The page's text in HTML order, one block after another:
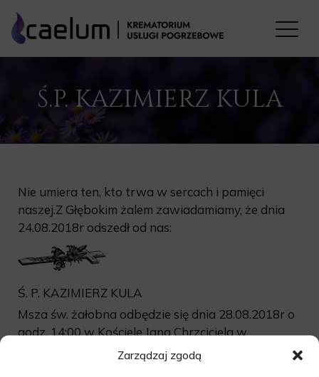
Zarządzaj zgodą
Ś.P. KAZIMIERZ KULA
Nie umiera ten, kto trwa w sercach i pamięci
naszej.Z Głębokim żalem zawiadamiamy, że dnia
24.08.2018r odszedł od nas:
Ś. P. KAZIMIERZ KULA
Msza św. żałobna odbędzie się dnia 28.08.2018r o
godz. 14:00 w Kościele Jana Chrzciciela w
Międzychodzie. Uroczystość pogrzebowa